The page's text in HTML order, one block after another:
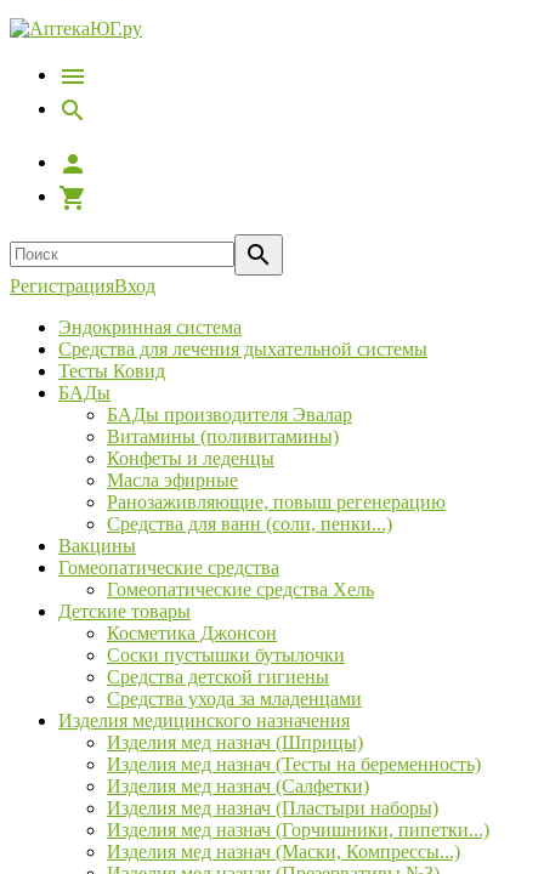
РегистрацияВход
Эндокринная система
Средства для лечения дыхательной системы
Тесты Ковид
БАДы
БАДы производителя Эвалар
Витамины (поливитамины)
Конфеты и леденцы
Масла эфирные
Ранозаживляющие, повыш регенерацию
Средства для ванн (соли, пенки...)
Вакцины
Гомеопатические средства
Гомеопатические средства Хель
Детские товары
Косметика Джонсон
Соски пустышки бутылочки
Средства детской гигиены
Средства ухода за младенцами
Изделия медицинского назначения
Изделия мед назнач (Шприцы)
Изделия мед назнач (Тесты на беременность)
Изделия мед назнач (Салфетки)
Изделия мед назнач (Пластыри наборы)
Изделия мед назнач (Горчишники, пипетки...)
Изделия мед назнач (Маски, Компрессы...)